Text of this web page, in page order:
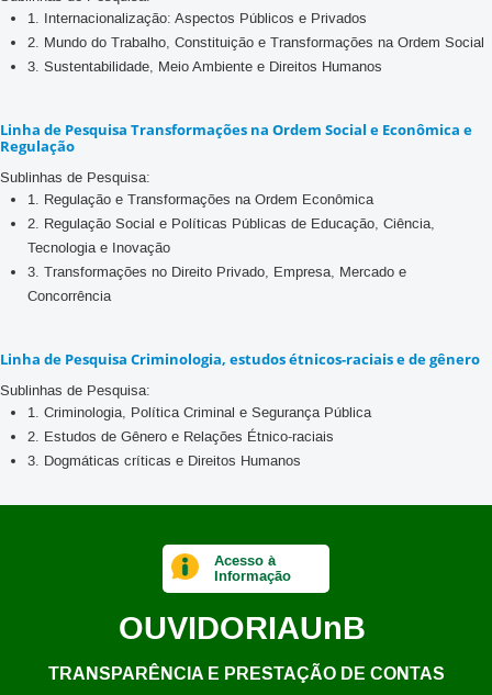
1. Internacionalização: Aspectos Públicos e Privados
2. Mundo do Trabalho, Constituição e Transformações na Ordem Social
3. Sustentabilidade, Meio Ambiente e Direitos Humanos
Linha de Pesquisa Transformações na Ordem Social e Econômica e
Regulação
Sublinhas de Pesquisa:
1. Regulação e Transformações na Ordem Econômica
2. Regulação Social e Políticas Públicas de Educação, Ciência,
Tecnologia e Inovação
3. Transformações no Direito Privado, Empresa, Mercado e
Concorrência
Linha de Pesquisa Criminologia, estudos étnicos-raciais e de gênero
Sublinhas de Pesquisa:
1. Criminologia, Política Criminal e Segurança Pública
2. Estudos de Gênero e Relações Étnico-raciais
3. Dogmáticas críticas e Direitos Humanos
Acesso à
Informação
OUVIDORIAUnB
TRANSPARÊNCIA E PRESTAÇÃO DE CONTAS